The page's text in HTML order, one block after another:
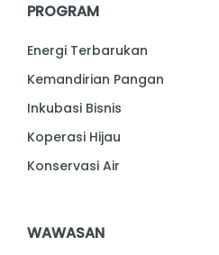
PROGRAM
Energi Terbarukan
Kemandirian Pangan
Inkubasi Bisnis
Koperasi Hijau
Konservasi Air
WAWASAN